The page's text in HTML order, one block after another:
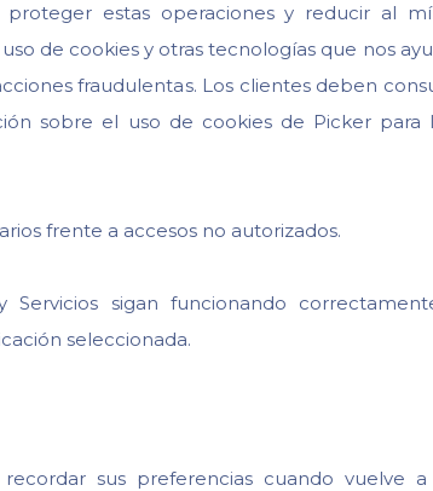
proteger estas operaciones y reducir al
de cookies y otras tecnologías que nos
fraudulentas. Los clientes deben
sobre el uso de cookies de Picker para
frente a accesos no autorizados.
sigan funcionando
seleccionada.
sus preferencias cuando vuelve a